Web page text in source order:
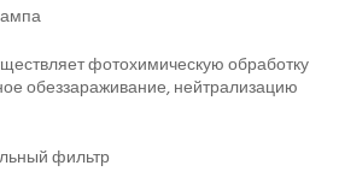
фотохимическую обработку
обеззараживание, нейтрализацию
фильтр